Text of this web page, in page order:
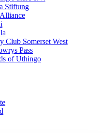
Stiftung
Club Somerset West
Pass
of Uthingo